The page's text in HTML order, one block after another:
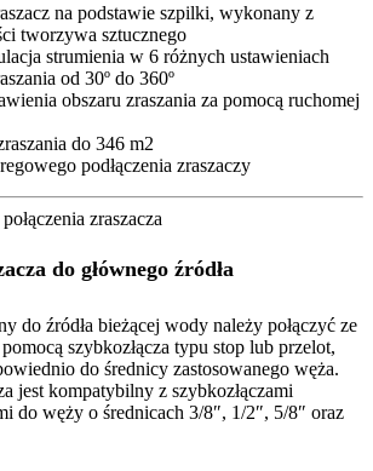
na podstawie szpilki, wykonany z
tworzywa sztucznego
strumienia w 6 różnych ustawieniach
od 30º do 360º
obszaru zraszania za pomocą ruchomej
do 346 m2
podłączenia zraszaczy
zraszacza
do głównego źródła
do źródła bieżącej wody należy połączyć ze
szybkozłącza typu stop lub przelot,
do średnicy zastosowanego węża.
jest kompatybilny z szybkozłączami
do węży o średnicach 3/8″, 1/2″, 5/8″ oraz